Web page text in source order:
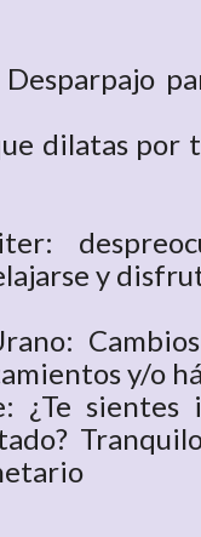
dilatas por
y
y/o
¿Te